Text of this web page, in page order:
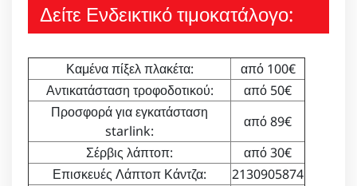
Δείτε Ενδεικτικό τιμοκατάλογο:
Καμένα πίξελ πλακέτα:
από 100€
Αντικατάσταση τροφοδοτικού:
από 50€
Προσφορά για εγκατάσταση
starlink:
από 89€
Σέρβις λάπτοπ:
από 30€
Επισκευές Λάπτοπ Κάντζα:
2130905874